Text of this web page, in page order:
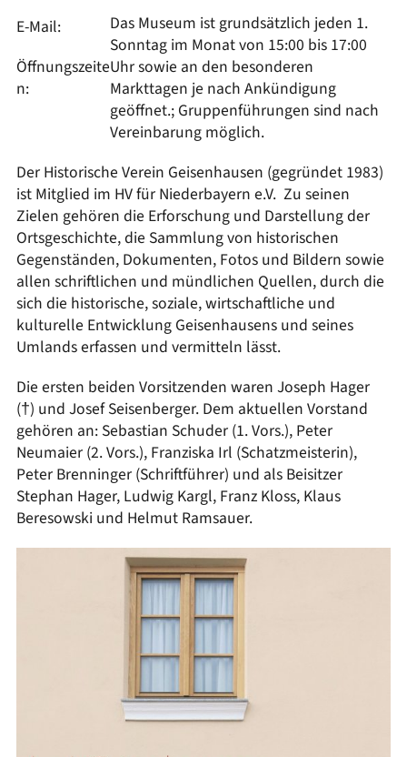
E-Mail:
Öffnungszeite
n:
Das Museum ist grundsätzlich jeden 1.
Sonntag im Monat von 15:00 bis 17:00
Uhr sowie an den besonderen
Markttagen je nach Ankündigung
geöffnet.; Gruppenführungen sind nach
Vereinbarung möglich.
Der Historische Verein Geisenhausen (gegründet 1983)
ist Mitglied im HV für Niederbayern e.V. Zu seinen
Zielen gehören die Erforschung und Darstellung der
Ortsgeschichte, die Sammlung von historischen
Gegenständen, Dokumenten, Fotos und Bildern sowie
allen schriftlichen und mündlichen Quellen, durch die
sich die historische, soziale, wirtschaftliche und
kulturelle Entwicklung Geisenhausens und seines
Umlands erfassen und vermitteln lässt.
Die ersten beiden Vorsitzenden waren Joseph Hager
(†) und Josef Seisenberger. Dem aktuellen Vorstand
gehören an: Sebastian Schuder (1. Vors.), Peter
Neumaier (2. Vors.), Franziska Irl (Schatzmeisterin),
Peter Brenninger (Schriftführer) und als Beisitzer
Stephan Hager, Ludwig Kargl, Franz Kloss, Klaus
Beresowski und Helmut Ramsauer.